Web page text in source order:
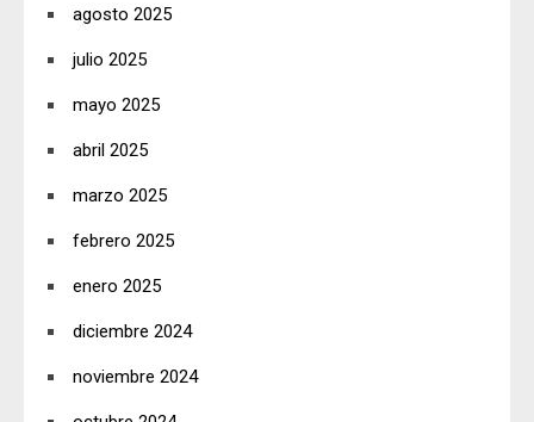
agosto 2025
julio 2025
mayo 2025
abril 2025
marzo 2025
febrero 2025
enero 2025
diciembre 2024
noviembre 2024